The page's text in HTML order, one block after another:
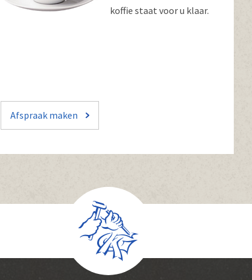
koffie staat voor u klaar.
Afspraak maken